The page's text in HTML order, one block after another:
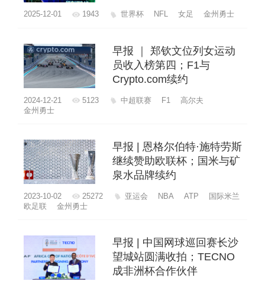
2025-12-01 1943 世界杯 NFL 女足 金州勇士
早报 ｜ 郑钦文位列女运动
员收入榜第四；F1与
Crypto.com续约
2024-12-21 5123 中超联赛 F1
高尔夫
金州勇士
早报 | 恩格尔伯特·施特劳斯
继续赞助欧联杯；国米与矿
泉水品牌续约
2023-10-02 25272 亚运会 NBA ATP
国际米兰
欧足联
金州勇士
早报 | 中国网球巡回赛长沙
望城站圆满收拍；TECNO
成非洲杯合作伙伴